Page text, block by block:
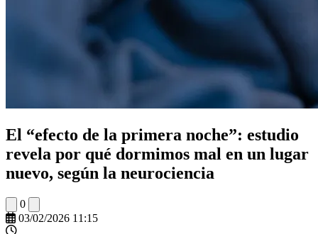
El “efecto de la primera noche”: estudio
revela por qué dormimos mal en un lugar
nuevo, según la neurociencia
0
03/02/2026 11:15